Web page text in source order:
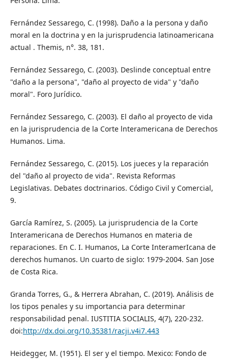
Fernández Sessarego, C. (1998). Daño a la persona y daño
moral en la doctrina y en la jurisprudencia latinoamericana
actual . Themis, n°. 38, 181.
Fernández Sessarego, C. (2003). Deslinde conceptual entre
"daño a la persona", "daño al proyecto de vida" y "daño
moral". Foro Jurídico.
Fernández Sessarego, C. (2003). El daño al proyecto de vida
en la jurisprudencia de la Corte lnteramericana de Derechos
Humanos. Lima.
Fernández Sessarego, C. (2015). Los jueces y la reparación
del "daño al proyecto de vida". Revista Reformas
Legislativas. Debates doctrinarios. Código Civil y Comercial,
9.
García Ramírez, S. (2005). La jurisprudencia de la Corte
Interamericana de Derechos Humanos en materia de
reparaciones. En C. I. Humanos, La Corte InteramerIcana de
derechos humanos. Un cuarto de siglo: 1979-2004. San Jose
de Costa Rica.
Granda Torres, G., & Herrera Abrahan, C. (2019). Análisis de
los tipos penales y su importancia para determinar
responsabilidad penal. IUSTITIA SOCIALIS, 4(7), 220-232.
doi:http://dx.doi.org/10.35381/racji.v4i7.443
Heidegger, M. (1951). El ser y el tiempo. Mexico: Fondo de